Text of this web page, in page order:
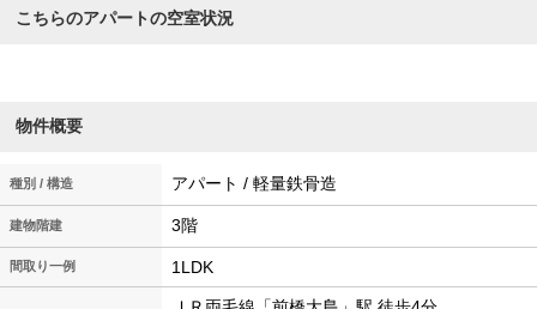
こちらのアパートの空室状況
物件概要
種別 / 構造 アパート / 軽量鉄骨造
建物階建 3階
間取り一例 1LDK